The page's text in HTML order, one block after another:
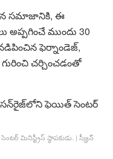
తన సమాజానికి, ఈ
అప్పగించే ముందు 30
ఫెర్నాండెజ్,
చర్చించడంతో
మినిస్ట్రీస్ స్థాపకుడు. | స్క్రీన్